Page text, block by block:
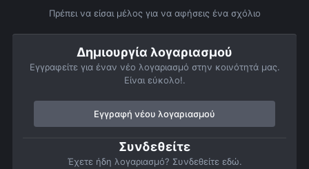
Πρέπει να είσαι μέλος για να αφήσεις ένα σχόλιο
Δημιουργία λογαριασμού
Εγγραφείτε για έναν νέο λογαριασμό στην κοινότητά μας.
Είναι εύκολο!.
Εγγραφή νέου λογαριασμού
Συνδεθείτε
Έχετε ήδη λογαριασμό? Συνδεθείτε εδώ.